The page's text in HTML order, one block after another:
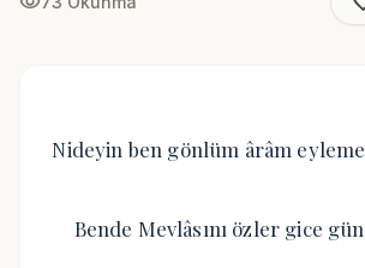
Nideyin ben gönlüm ârâm
Bende Mevlâsını özler gice